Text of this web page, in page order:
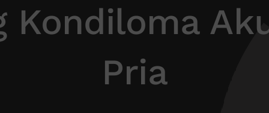
Kondiloma
Pria